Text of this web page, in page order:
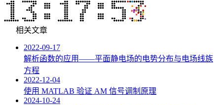
相关文章
2022-09-17
解析函数的应用——平面静电场的电势分布与电场线族
方程
2022-12-04
使用 MATLAB 验证 AM 信号调制原理
2024-10-24